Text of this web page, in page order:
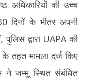
अधिकारियों की उच्च
दिनों के भीतर अपनी
पुलिस द्वारा UAPA की
तहत मामला दर्ज किए
ने जम्मू स्थित संबंधित